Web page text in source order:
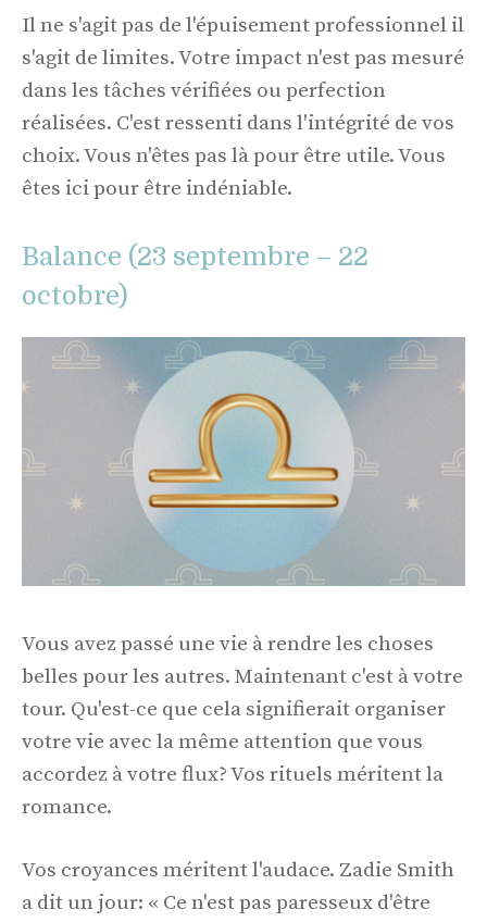
Il ne s'agit pas de l'épuisement professionnel il
s'agit de limites. Votre impact n'est pas mesuré
dans les tâches vérifiées ou perfection
réalisées. C'est ressenti dans l'intégrité de vos
choix. Vous n'êtes pas là pour être utile. Vous
êtes ici pour être indéniable.
Balance (23 septembre – 22
octobre)
Vous avez passé une vie à rendre les choses
belles pour les autres. Maintenant c'est à votre
tour. Qu'est-ce que cela signifierait organiser
votre vie avec la même attention que vous
accordez à votre flux? Vos rituels méritent la
romance.
Vos croyances méritent l'audace. Zadie Smith
a dit un jour: « Ce n'est pas paresseux d'être